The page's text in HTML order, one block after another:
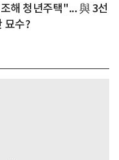
해 청년주택"... 與 3선
묘수?